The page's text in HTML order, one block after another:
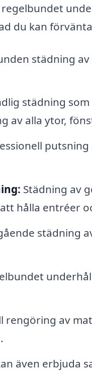
du kan
städning
städning
av alla ytor,
Städning av
hålla entréer
städning
rengöring av
även erbjuda